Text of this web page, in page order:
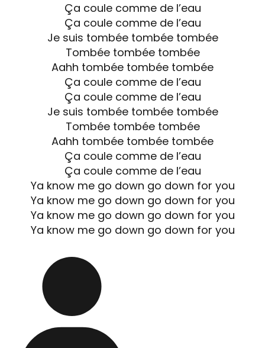
Ça coule comme de l’eau
Ça coule comme de l’eau
Je suis tombée tombée tombée
Tombée tombée tombée
Aahh tombée tombée tombée
Ça coule comme de l’eau
Ça coule comme de l’eau
Je suis tombée tombée tombée
Tombée tombée tombée
Aahh tombée tombée tombée
Ça coule comme de l’eau
Ça coule comme de l’eau
Ya know me go down go down for you
Ya know me go down go down for you
Ya know me go down go down for you
Ya know me go down go down for you